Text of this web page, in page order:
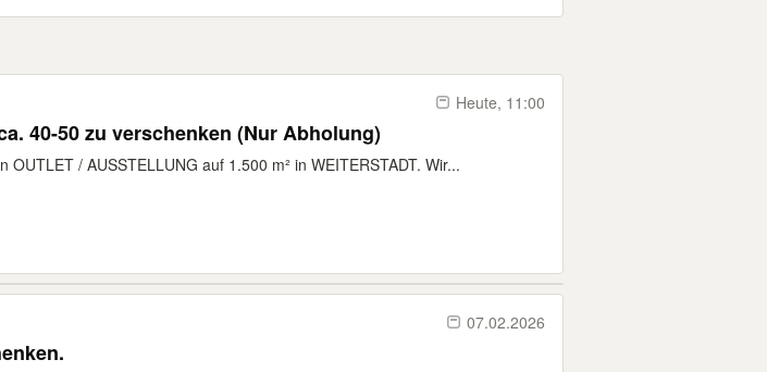
Heute, 11:00
40-50 zu verschenken (Nur Abholung)
OUTLET / AUSSTELLUNG auf 1.500 m² in WEITERSTADT. Wir...
07.02.2026